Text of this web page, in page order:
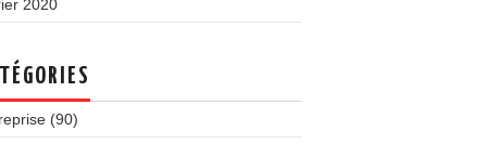
2020
(90)